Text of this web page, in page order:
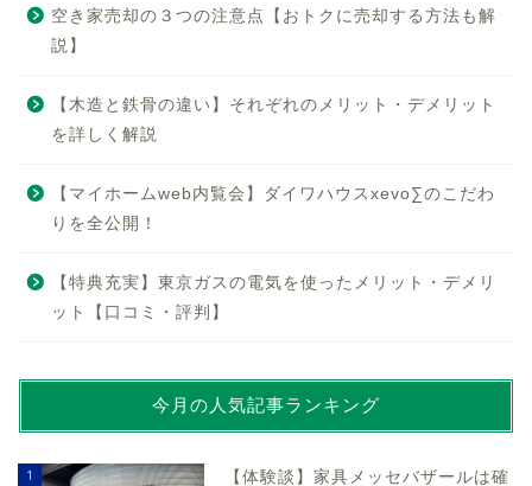
空き家売却の３つの注意点【おトクに売却する方法も解
説】
【木造と鉄骨の違い】それぞれのメリット・デメリット
を詳しく解説
【マイホームweb内覧会】ダイワハウスxevo∑のこだわ
りを全公開！
【特典充実】東京ガスの電気を使ったメリット・デメリ
ット【口コミ・評判】
今月の人気記事ランキング
1
【体験談】家具メッセバザールは確